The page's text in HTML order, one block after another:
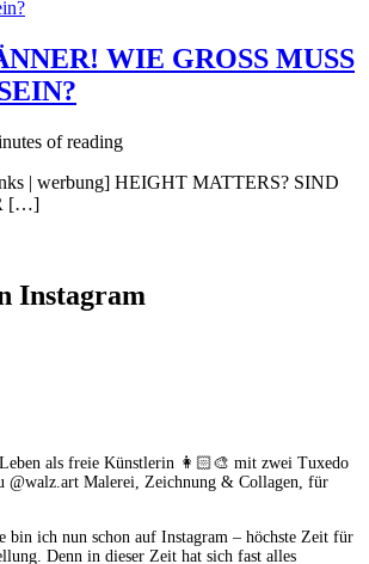
WIE GROSS MUSS
of reading
| werbung] HEIGHT MATTERS? SIND
[…]
Instagram
als freie Künstlerin 👩🏻‍🎨 mit zwei Tuxedo
@walz.art Malerei, Zeichnung & Collagen, für